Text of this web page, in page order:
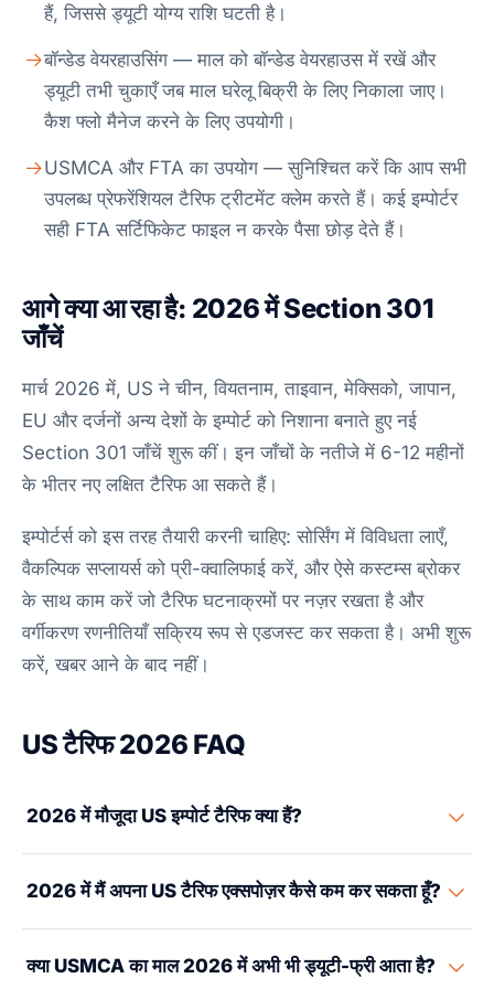
हैं, जिससे ड्यूटी योग्य राशि घटती है।
बॉन्डेड वेयरहाउसिंग — माल को बॉन्डेड वेयरहाउस में रखें और
ड्यूटी तभी चुकाएँ जब माल घरेलू बिक्री के लिए निकाला जाए।
कैश फ्लो मैनेज करने के लिए उपयोगी।
USMCA और FTA का उपयोग — सुनिश्चित करें कि आप सभी
उपलब्ध प्रेफरेंशियल टैरिफ ट्रीटमेंट क्लेम करते हैं। कई इम्पोर्टर
सही FTA सर्टिफिकेट फाइल न करके पैसा छोड़ देते हैं।
आगे क्या आ रहा है: 2026 में Section 301
जाँचें
मार्च 2026 में, US ने चीन, वियतनाम, ताइवान, मेक्सिको, जापान,
EU और दर्जनों अन्य देशों के इम्पोर्ट को निशाना बनाते हुए नई
Section 301 जाँचें शुरू कीं। इन जाँचों के नतीजे में 6-12 महीनों
के भीतर नए लक्षित टैरिफ आ सकते हैं।
इम्पोर्टर्स को इस तरह तैयारी करनी चाहिए: सोर्सिंग में विविधता लाएँ,
वैकल्पिक सप्लायर्स को प्री-क्वालिफाई करें, और ऐसे कस्टम्स ब्रोकर
के साथ काम करें जो टैरिफ घटनाक्रमों पर नज़र रखता है और
वर्गीकरण रणनीतियाँ सक्रिय रूप से एडजस्ट कर सकता है। अभी शुरू
करें, खबर आने के बाद नहीं।
US टैरिफ 2026 FAQ
2026 में मौजूदा US इम्पोर्ट टैरिफ क्या हैं?
करना पड़ रहा है। पहला, बेस MFN ड्यूटी। यह HTSUS में HS-
विशिष्ट दर है, आम तौर पर 0-25%। दूसरा, Section 301 चीन
टैरिफ। ये चीन से आने वाले Lists 1-4A प्रोडक्ट्स पर 7.5-25% हैं।
कुछ आइटम 2024-2025 की कार्रवाइयों में 50-100% तक बढ़ा दिए
2026 में मैं अपना US टैरिफ एक्सपोज़र कैसे कम कर सकता हूँ?
क्लासिफायर के साथ HS कोड की समीक्षा करें; एक गलत अंक शुल्क में
क्या USMCA का माल 2026 में अभी भी ड्यूटी-फ्री आता है?